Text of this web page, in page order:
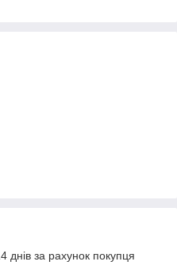
за рахунок покупця